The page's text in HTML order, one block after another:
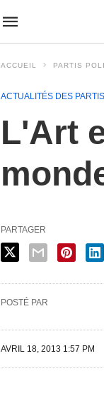
ACCUEIL PARTIS
ACTUALITÉS DES
L'Art
PARTAGER
POSTÉ PAR
AVRIL 18, 2013 1:57 PM